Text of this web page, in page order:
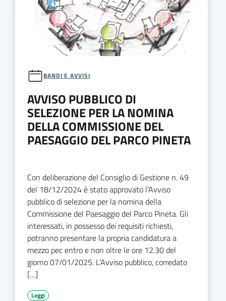
BANDI E AVVISI
AVVISO PUBBLICO DI
SELEZIONE PER LA NOMINA
DELLA COMMISSIONE DEL
PAESAGGIO DEL PARCO PINETA
Con deliberazione del Consiglio di Gestione n. 49
del 18/12/2024 è stato approvato l’Avviso
pubblico di selezione per la nomina della
Commissione del Paesaggio del Parco Pineta. Gli
interessati, in possesso dei requisiti richiesti,
potranno presentare la propria candidatura a
mezzo pec entro e non oltre le ore 12.30 del
giorno 07/01/2025. L’Avviso pubblico, corredato
[…]
Leggi